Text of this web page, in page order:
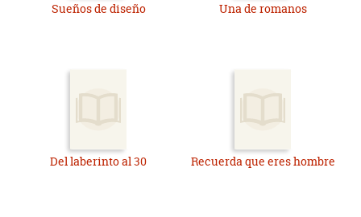
Sueños de diseño Una de romanos
Del laberinto al 30 Recuerda que eres hombre